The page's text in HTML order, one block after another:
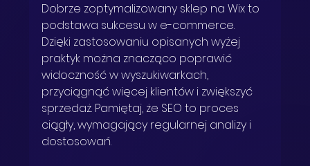
Dobrze zoptymalizowany sklep na Wix to
podstawa sukcesu w e-commerce.
Dzięki zastosowaniu opisanych wyżej
praktyk można znacząco poprawić
widoczność w wyszukiwarkach,
przyciągnąć więcej klientów i zwiększyć
sprzedaż. Pamiętaj, że SEO to proces
ciągły, wymagający regularnej analizy i
dostosowań.